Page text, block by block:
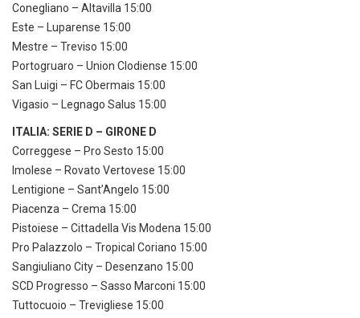
Conegliano – Altavilla 15:00
Este – Luparense 15:00
Mestre – Treviso 15:00
Portogruaro – Union Clodiense 15:00
San Luigi – FC Obermais 15:00
Vigasio – Legnago Salus 15:00
ITALIA: SERIE D – GIRONE D
Correggese – Pro Sesto 15:00
Imolese – Rovato Vertovese 15:00
Lentigione – Sant’Angelo 15:00
Piacenza – Crema 15:00
Pistoiese – Cittadella Vis Modena 15:00
Pro Palazzolo – Tropical Coriano 15:00
Sangiuliano City – Desenzano 15:00
SCD Progresso – Sasso Marconi 15:00
Tuttocuoio – Trevigliese 15:00